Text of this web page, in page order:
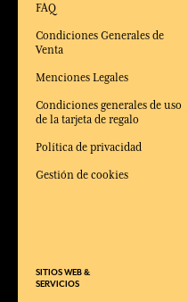
FAQ
Condiciones Generales de
Venta
Menciones Legales
Condiciones generales de uso
de la tarjeta de regalo
Política de privacidad
Gestión de cookies
SITIOS WEB &
SERVICIOS